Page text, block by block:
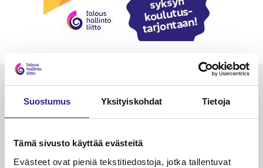
Suostumus Yksityiskohdat Tietoja
Tämä sivusto käyttää evästeitä
Evästeet ovat pieniä tekstitiedostoja, jotka tallentuvat
Luetuimmat
verotuksessa – omien kulujen
veloitus, kulujen edelleen­